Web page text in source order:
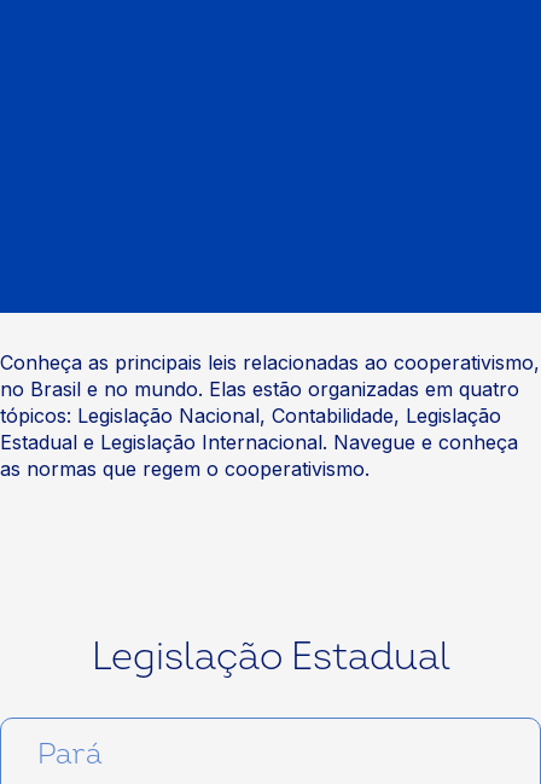
Conheça as principais leis relacionadas ao cooperativismo,
no Brasil e no mundo. Elas estão organizadas em quatro
tópicos: Legislação Nacional, Contabilidade, Legislação
Estadual e Legislação Internacional. Navegue e conheça
as normas que regem o cooperativismo.
Legislação Estadual
Pará